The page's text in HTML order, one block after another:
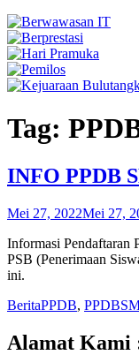
Tag:
INFO PPDB
Mei 27, 2022Mei 27,
Informasi Pendaftaran
PSB (Penerimaan
ini.
BeritaPPDB,
Alamat Kami